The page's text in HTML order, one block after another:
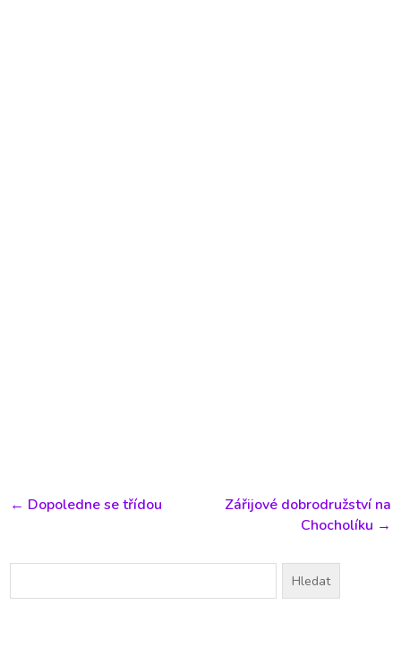
← Dopoledne se třídou
Zářijové dobrodružství na
Chocholíku →
Vyhledávání